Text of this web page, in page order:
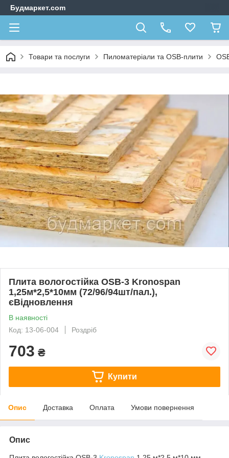
Будмаркет.com
Товари та послуги Пиломатеріали та OSB-плити
Плита вологостійка OSB-3 Kronospan
1,25м*2,5*10мм (72/96/94шт/пал.),
єВідновлення
В наявності
Код: 13-06-004
Роздріб
703 ₴
Купити
Опис Доставка Оплата Умови повернення
Опис